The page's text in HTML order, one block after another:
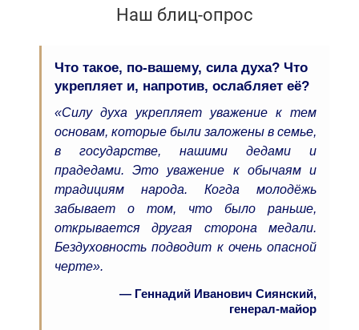
Наш блиц-опрос
Что такое, по-вашему, сила духа? Что
укрепляет и, напротив, ослабляет её?
«Силу духа укрепляет уважение к тем
основам, которые были заложены в семье,
в государстве, нашими дедами и
прадедами. Это уважение к обычаям и
традициям народа. Когда молодёжь
забывает о том, что было раньше,
открывается другая сторона медали.
Бездуховность подводит к очень опасной
черте».
— Геннадий Иванович Сиянский,
генерал-майор